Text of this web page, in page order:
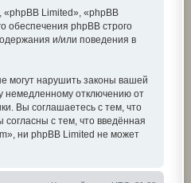
Limited», «phpBB
обеспечения phpBB строго
и/или поведения в
могут нарушить законы вашей
немедленному отключению от
Вы соглашаетесь с тем, что
с тем, что введённая
ни phpBB Limited не может